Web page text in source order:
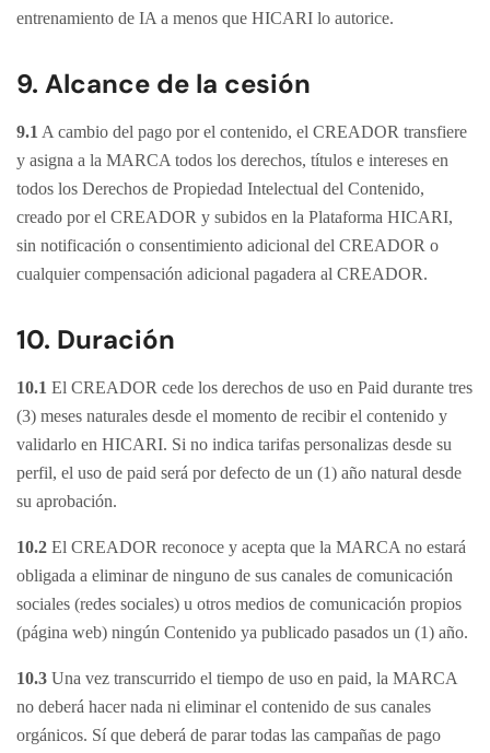
entrenamiento de IA a menos que HICARI lo autorice.
9. Alcance de la cesión
9.1 A cambio del pago por el contenido, el CREADOR transfiere
y asigna a la MARCA todos los derechos, títulos e intereses en
todos los Derechos de Propiedad Intelectual del Contenido,
creado por el CREADOR y subidos en la Plataforma HICARI,
sin notificación o consentimiento adicional del CREADOR o
cualquier compensación adicional pagadera al CREADOR.
10. Duración
10.1 El CREADOR cede los derechos de uso en Paid durante tres
(3) meses naturales desde el momento de recibir el contenido y
validarlo en HICARI. Si no indica tarifas personalizas desde su
perfil, el uso de paid será por defecto de un (1) año natural desde
su aprobación.
10.2 El CREADOR reconoce y acepta que la MARCA no estará
obligada a eliminar de ninguno de sus canales de comunicación
sociales (redes sociales) u otros medios de comunicación propios
(página web) ningún Contenido ya publicado pasados un (1) año.
10.3 Una vez transcurrido el tiempo de uso en paid, la MARCA
no deberá hacer nada ni eliminar el contenido de sus canales
orgánicos. Sí que deberá de parar todas las campañas de pago